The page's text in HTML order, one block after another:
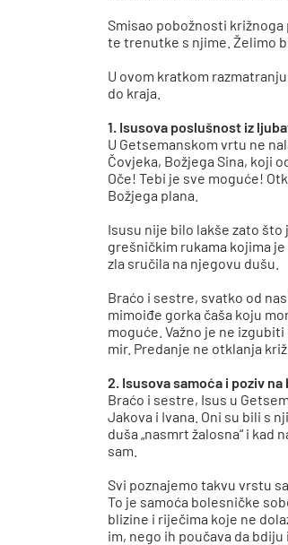
Smisao pobožnosti
te trenutke s njime. Želimo
U ovom kratkom
do kraja.
1. Isusova poslušnost iz
U Getsemanskom vrtu ne
Čovjeka, Božjega Sina, koji
Oče! Tebi je sve moguće!
Božjega plana.
Isusu nije bilo lakše zato što
grešničkim rukama kojima
zla sručila na njegovu dušu.
Braćo i sestre, svatko od
mimoiđe gorka čaša koju
moguće. Važno je ne
mir. Predanje ne otklanja
2. Isusova samoća i poziv
Braćo i sestre, Isus u
Jakova i Ivana. Oni su bili s
duša „nasmrt žalosna“ i
sam.
Svi poznajemo takvu vrstu
To je samoća bolesničke
blizine i riječima koje ne
im, nego ih poučava da bdiju